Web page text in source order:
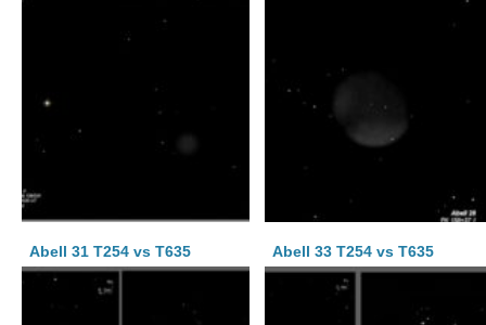
Abell 31 T254 vs T635 Abell 33 T254 vs T635